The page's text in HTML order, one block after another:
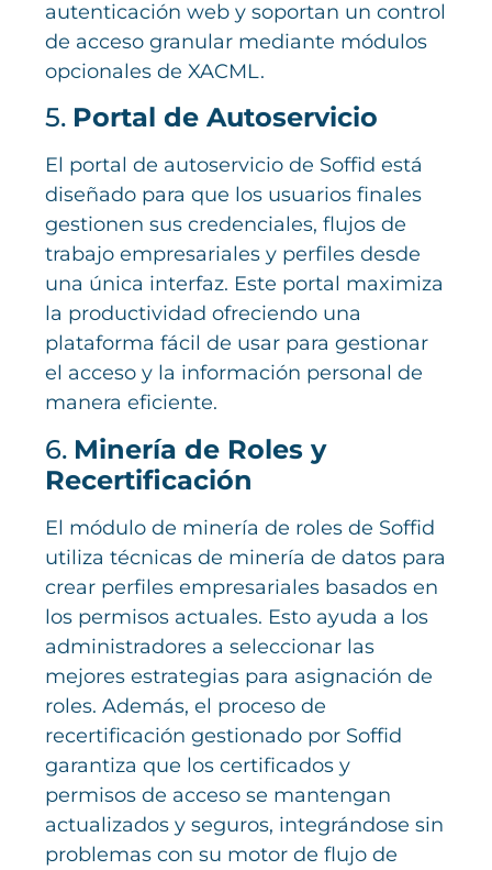
autenticación web y soportan un control
de acceso granular mediante módulos
opcionales de XACML.
5. Portal de Autoservicio
El portal de autoservicio de Soffid está
diseñado para que los usuarios finales
gestionen sus credenciales, flujos de
trabajo empresariales y perfiles desde
una única interfaz. Este portal maximiza
la productividad ofreciendo una
plataforma fácil de usar para gestionar
el acceso y la información personal de
manera eficiente.
6. Minería de Roles y
Recertificación
El módulo de minería de roles de Soffid
utiliza técnicas de minería de datos para
crear perfiles empresariales basados en
los permisos actuales. Esto ayuda a los
administradores a seleccionar las
mejores estrategias para asignación de
roles. Además, el proceso de
recertificación gestionado por Soffid
garantiza que los certificados y
permisos de acceso se mantengan
actualizados y seguros, integrándose sin
problemas con su motor de flujo de